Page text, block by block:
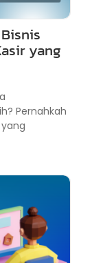
yang
Pernahkah